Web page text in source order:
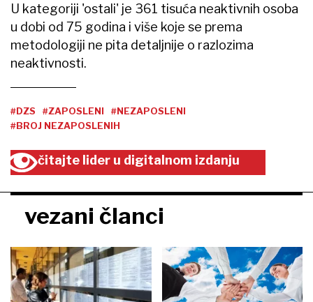
U kategoriji 'ostali' je 361 tisuća neaktivnih osoba
u dobi od 75 godina i više koje se prema
metodologiji ne pita detaljnije o razlozima
neaktivnosti.
#DZS #ZAPOSLENI
#NEZAPOSLENI
#BROJ NEZAPOSLENIH
čitajte lider u digitalnom izdanju
vezani članci